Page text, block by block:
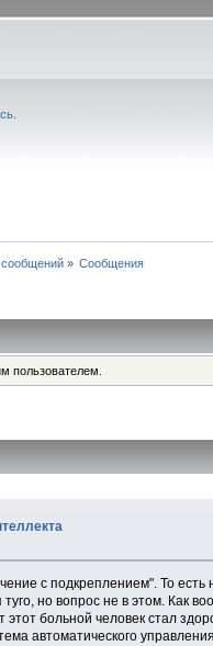
» Сообщения
пользователем.
с подкреплением". То
но вопрос не в этом.
этот больной человек стал
автоматического